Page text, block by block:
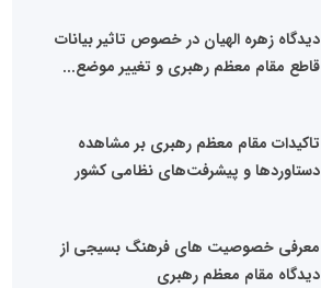
دیدگاه زهره الهیان در خصوص تاثیر بیانات
قاطع مقام معظم رهبری و تغییر موضع...
تاکیدات مقام معظم رهبری بر مشاهده
دستاوردها و پیشرفت‌های نظامی کشور
معرفی خصوصیت های فرهنگ بسیجی از
دیدگاه مقام معظم رهبری